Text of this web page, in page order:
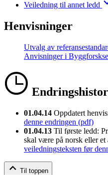
Veiledning til annet ledd
Henvisninger
Utvalg av
Anvisninger i
01.04.14 Oppdatert
denne endringen (pdf)
01.04.13 Til første ledd:
skal være på norsk eller et
veiledningsteksten før
Til toppen